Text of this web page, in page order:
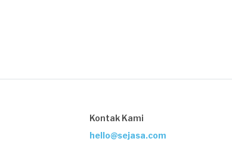
Jawa Barat
Fulfilled
Kontak Kami
hello@sejasa.com